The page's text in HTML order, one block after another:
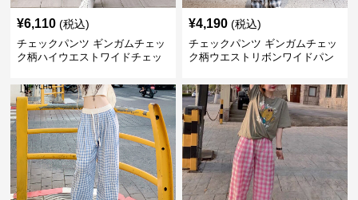
¥6,110 (税込)
チェックパンツ ギンガムチェッ
ク柄ハイウエストワイドチェッ
¥4,190 (税込)
チェックパンツ ギンガムチェッ
ク柄ウエストリボンワイドパン